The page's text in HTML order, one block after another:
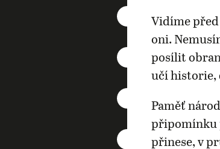
Vidíme
oni.
posílit
učí historie,
Paměť
připomínku
přinese, v